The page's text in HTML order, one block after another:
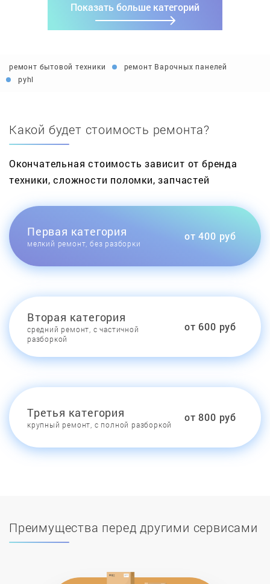
Показать больше категорий
ремонт бытовой техники
ремонт Варочных панелей
pyhl
Какой будет стоимость ремонта?
Окончательная стоимость зависит от бренда
техники, сложности поломки, запчастей
Первая категория
мелкий ремонт, без разборки
от 400 руб
Вторая категория
средний ремонт, с частичной
разборкой
от 600 руб
Третья категория
крупный ремонт, с полной разборкой
от 800 руб
Преимущества перед другими сервисами